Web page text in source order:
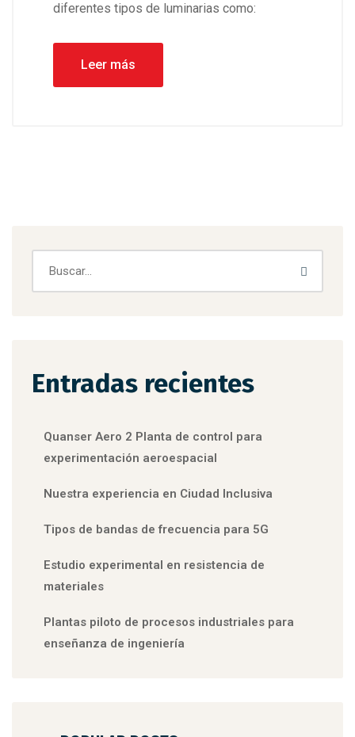
diferentes tipos de luminarias como:
Leer más
Entradas recientes
Quanser Aero 2 Planta de control para
experimentación aeroespacial
Nuestra experiencia en Ciudad Inclusiva
Tipos de bandas de frecuencia para 5G
Estudio experimental en resistencia de
materiales
Plantas piloto de procesos industriales para
enseñanza de ingeniería